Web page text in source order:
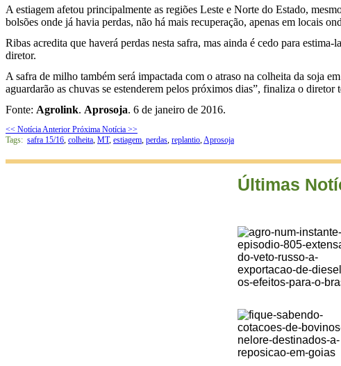
A estiagem afetou principalmente as regiões Leste e Norte do Estado,
bolsões onde já havia perdas, não há mais recuperação, apenas em locais
Ribas acredita que haverá perdas nesta safra, mas ainda é cedo para
diretor.
A safra de milho também será impactada com o atraso na colheita da soja
aguardarão as chuvas se estenderem pelos próximos dias”, finaliza o diretor
Fonte: Agrolink. Aprosoja. 6 de janeiro de 2016.
<< Notícia Anterior Próxima Notícia >>
Tags: safra 15/16, colheita, MT, estiagem, perdas, replantio,Aprosoja
Últimas